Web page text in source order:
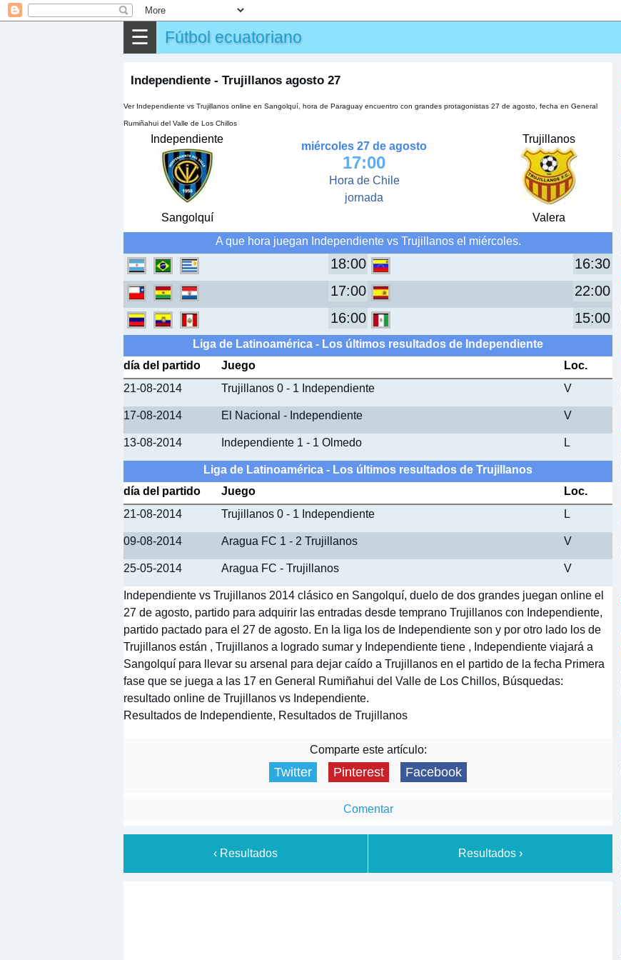
☰ Fútbol ecuatoriano
Independiente - Trujillanos agosto 27
Ver Independiente vs Trujillanos online en Sangolquí, hora de Paraguay encuentro con grandes protagonistas 27 de agosto, fecha en General
Rumiñahui del Valle de Los Chillos
Independiente
Sangolquí
miércoles 27 de agosto
17:00
Hora de Chile
jornada
Trujillanos
Valera
A que hora juegan Independiente vs Trujillanos el miércoles.
18:00
16:30
17:00
22:00
16:00
15:00
Liga de Latinoamérica - Los últimos resultados de Independiente
día del partido
Juego
Loc.
21-08-2014
Trujillanos 0 - 1 Independiente V
17-08-2014 El Nacional - Independiente V
13-08-2014 Independiente 1 - 1 Olmedo L
Liga de Latinoamérica - Los últimos resultados de Trujillanos
día del partido
Juego
Loc.
21-08-2014
Trujillanos 0 - 1 Independiente L
09-08-2014 Aragua FC 1 - 2 Trujillanos V
25-05-2014 Aragua FC - Trujillanos V
Independiente vs Trujillanos 2014 clásico en Sangolquí, duelo de dos grandes juegan online el
27 de agosto, partido para adquirir las entradas desde temprano Trujillanos con Independiente,
partido pactado para el 27 de agosto. En la liga los de Independiente son y por otro lado los de
Trujillanos están , Trujillanos a logrado sumar y Independiente tiene , Independiente viajará a
Sangolquí para llevar su arsenal para dejar caído a Trujillanos en el partido de la fecha Primera
fase que se juega a las 17 en General Rumiñahui del Valle de Los Chillos, Búsquedas:
resultado online de Trujillanos vs Independiente.
Resultados de Independiente, Resultados de Trujillanos
Comparte este artículo:
Twitter Pinterest Facebook
Comentar
‹ Resultados Resultados ›
▶ Partidos
✎ Otros